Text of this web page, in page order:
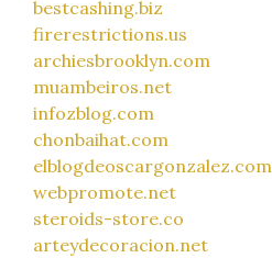
bestcashing.biz
firerestrictions.us
archiesbrooklyn.com
muambeiros.net
infozblog.com
chonbaihat.com
elblogdeoscargonzalez.com
webpromote.net
steroids-store.co
arteydecoracion.net